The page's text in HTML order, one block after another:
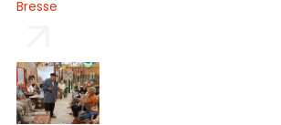
Bresse